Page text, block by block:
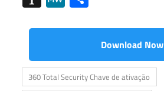
Download Now
360 Total Security Chave de ativação